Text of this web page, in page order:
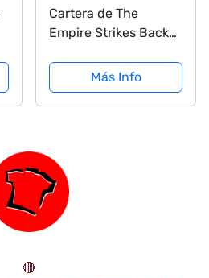
Cartera de The
Empire Strikes Back
Squadron X-Wing
Negro
Más Info
🔴